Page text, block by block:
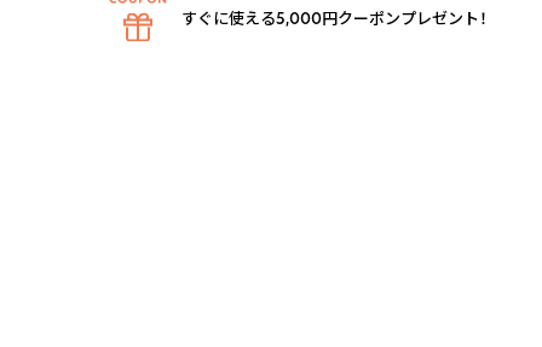
すぐに使える5,000円クーポンプレゼント！